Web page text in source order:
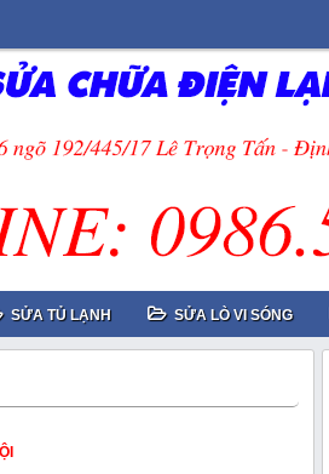
SỬA TỦ LẠNH SỬA LÒ VI SÓNG